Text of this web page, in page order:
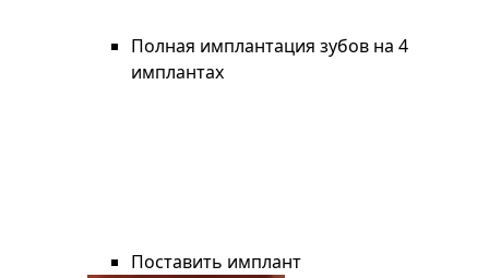
Полная имплантация зубов на 4
имплантах
Поставить имплант